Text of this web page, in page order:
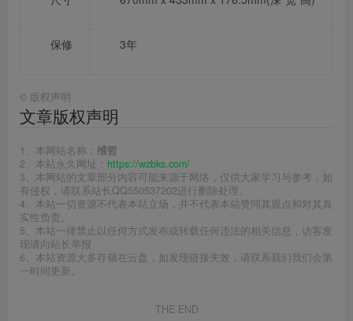
保修 3年
© 版权声明
文章版权声明
1、本网站名称： 维哲
2、本站永久网址： https://wzbks.com/
3、本网站的文章部分内容可能来源于网络，仅供大家学习与参考，如
有侵权，请联系站长QQ550537202进行删除处理。
4、本站一切资源不代表本站立场，并不代表本站赞同其观点和对其真
实性负责。
5、本站一律禁止以任何方式发布或转载任何违法的相关信息，访客发
现请向站长举报
6、本站资源大多存储在云盘，如发现链接失效，请联系我们我们会第
一时间更新。
THE END